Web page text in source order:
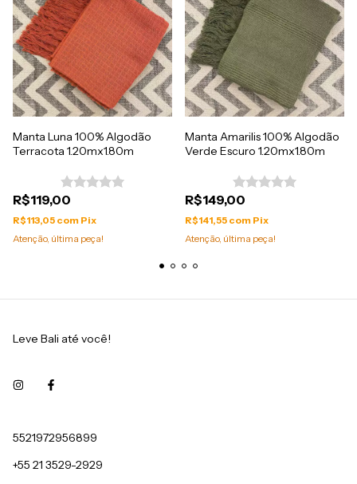
Manta Luna 100% Algodão
Terracota 1.20mx1.80m
R$119,00
R$113,05 com Pix
Atenção, última peça!
Manta Amarilis 100% Algodão
Verde Escuro 1.20mx1.80m
R$149,00
R$141,55 com Pix
Atenção, última peça!
Leve Bali até você!
5521972956899
+55 21 3529-2929